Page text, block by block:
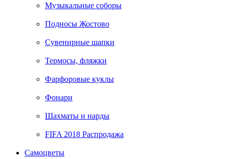
Музыкальные соборы
Подносы Жостово
Сувенирные шапки
Термосы, фляжки
Фарфоровые куклы
Фонари
Шахматы и нарды
FIFA 2018 Распродажа
Самоцветы